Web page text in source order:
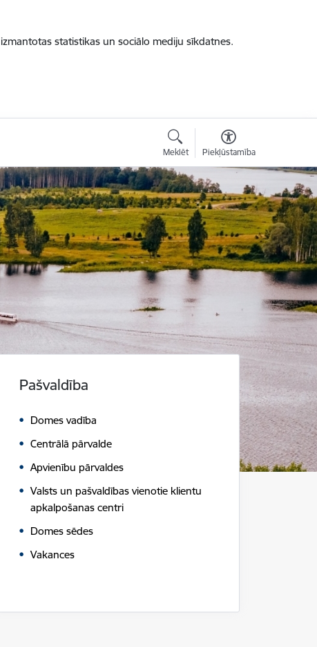
statistikas un sociālo mediju sīkdatnes.
Meklēt Piekļūstamība
Pašvaldība
Domes vadība
Centrālā pārvalde
Apvienību pārvaldes
Valsts un pašvaldības vienotie klientu
apkalpošanas centri
Domes sēdes
Vakances